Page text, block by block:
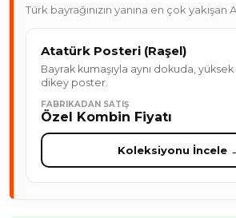
Türk bayrağınızın yanına en çok
Atatürk Posteri (Raşel)
Bayrak kumaşıyla aynı dokuda,
dikey poster.
FABRIKADAN SATIŞ
Özel Kombin Fiyatı
Koleksiyonu İncele